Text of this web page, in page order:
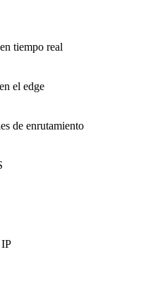
tiempo real
el edge
de enrutamiento